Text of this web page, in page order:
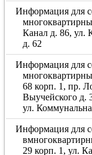
Информация для
Канал д. 86, ул.
д. 62
Информация для
68 корп. 1, пр.
Выучейского д.
ул.
Информация для
29 корп. 1, ул.